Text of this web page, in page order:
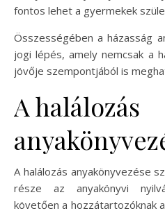
fontos lehet a gyermekek
Összességében a házasság
jogi lépés, amely nemcsak a
jövője szempontjából is
A halálozás
A halálozás anyakönyvezése
része az anyakönyvi
követően a hozzátartozóknak